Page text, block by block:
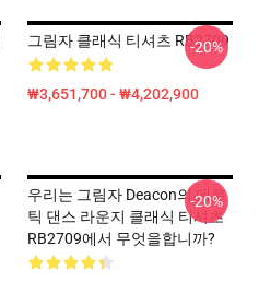
그림자 클래식 티셔츠 RB2709
₩3,651,700 - ₩4,202,900
-20%
우리는 그림자 Deacon의 에로
틱 댄스 라운지 클래식 티셔츠
RB2709에서 무엇을합니까?
-20%